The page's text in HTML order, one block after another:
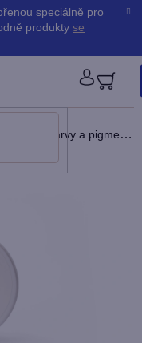
speciálně pro
produkty se
barvy a pigmentu